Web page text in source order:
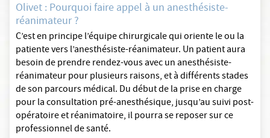
Olivet : Pourquoi faire appel à un anesthésiste-
réanimateur ?
C’est en principe l’équipe chirurgicale qui oriente le ou la
patiente vers l’anesthésiste-réanimateur. Un patient aura
besoin de prendre rendez-vous avec un anesthésiste-
réanimateur pour plusieurs raisons, et à différents stades
de son parcours médical. Du début de la prise en charge
pour la consultation pré-anesthésique, jusqu’au suivi post-
opératoire et réanimatoire, il pourra se reposer sur ce
professionnel de santé.